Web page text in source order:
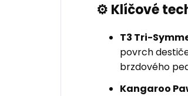
⚙️ Klíčové
T3 Tri-
povrch
brzdového
Kangaroo